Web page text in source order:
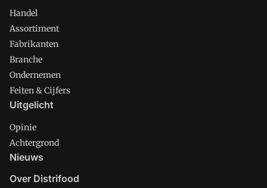
Handel
Assortiment
Fabrikanten
Branche
Ondernemen
Feiten & Cijfers
Uitgelicht
Opinie
Achtergrond
Nieuws
Over Distrifood